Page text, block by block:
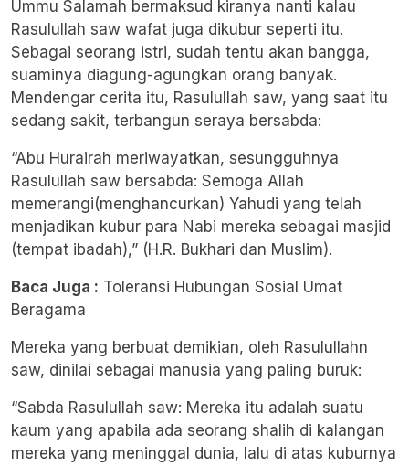
Ummu Salamah bermaksud kiranya nanti kalau
Rasulullah saw wafat juga dikubur seperti itu.
Sebagai seorang istri, sudah tentu akan bangga,
suaminya diagung-agungkan orang banyak.
Mendengar cerita itu, Rasulullah saw, yang saat itu
sedang sakit, terbangun seraya bersabda:
“Abu Hurairah meriwayatkan, sesungguhnya
Rasulullah saw bersabda: Semoga Allah
memerangi(menghancurkan) Yahudi yang telah
menjadikan kubur para Nabi mereka sebagai masjid
(tempat ibadah),” (H.R. Bukhari dan Muslim).
Baca Juga : Toleransi Hubungan Sosial Umat
Beragama
Mereka yang berbuat demikian, oleh Rasulullahn
saw, dinilai sebagai manusia yang paling buruk:
“Sabda Rasulullah saw: Mereka itu adalah suatu
kaum yang apabila ada seorang shalih di kalangan
mereka yang meninggal dunia, lalu di atas kuburnya